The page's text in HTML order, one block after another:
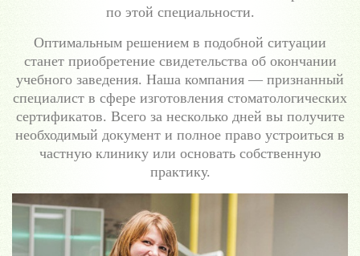
по этой специальности.
Оптимальным решением в подобной ситуации
станет приобретение свидетельства об окончании
учебного заведения. Наша компания — признанный
специалист в сфере изготовления стоматологических
сертификатов. Всего за несколько дней вы получите
необходимый документ и полное право устроиться в
частную клинику или основать собственную
практику.